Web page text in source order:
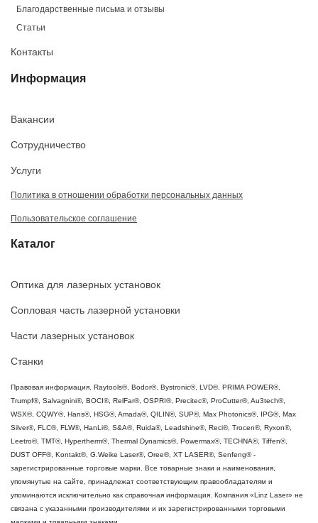
Благодарственные письма и отзывы
Статьи
Контакты
Информация
Вакансии
Сотрудничество
Услуги
Политика в отношении обработки персональных данных
Пользовательское соглашение
Каталог
Оптика для лазерных установок
Сопловая часть лазерной установки
Части лазерных установок
Станки
Правовая информация. Raytools®, Bodor®, Bystronic®, LVD®, PRIMA POWER®,
Trumpf®, Salvagnini®, BOCI®, RelFar®, OSPRI®, Precitec®, ProCutter®, Au3tech®,
WSX®, CQWY®, Hans®, HSG®, Amada®, QILIN®, SUP®, Max Photonics®, IPG®, Max
Silver®, FLC®, FLW®, HanLi®, S&A®, Ruida®, Leadshine®, Reci®, Trocen®, Ryxon®,
Leetro®, TMT®, Hypertherm®, Thermal Dynamics®, Powermax®, TECHNA®, Tiffen®,
DUST OFF®, Kontakt®, G.Weike Laser®, Oree®, XT LASER®, Senfeng® -
зарегистрированные торговые марки. Все товарные знаки и наименования,
упомянутые на сайте, принадлежат соответствующим правообладателям и
упоминаются исключительно как справочная информация. Компания «Linz Laser» не
связана с указанными производителями и их зарегистрированными торговыми